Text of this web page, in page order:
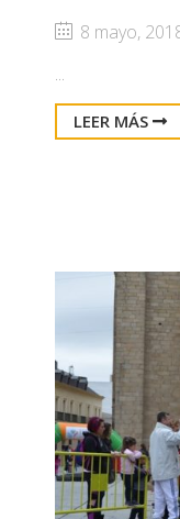
8 mayo,
...
LEER MÁS